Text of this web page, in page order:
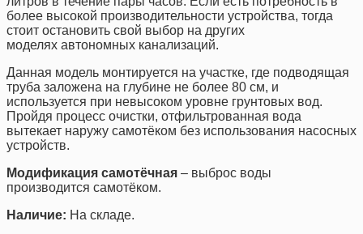
более высокой производительности устройства, тогда
стоит остановить свой выбор на других
моделях автономных канализаций.
Данная модель монтируется на участке, где подводящая
труба заложена на глубине не более 80 см, и
используется при невысоком уровне грунтовых вод.
Пройдя процесс очистки, отфильтрованная вода
вытекает наружу самотёком без использования насосных
устройств.
Модификация самотёчная – выброс воды
производится самотёком.
Наличие: На складе.